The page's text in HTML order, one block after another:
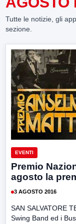
Tutte le notizie, gli
sezione.
EVENTI
Premio
agosto la
3 AGOSTO 2016
SAN SALVATORE
Swing Band ed i